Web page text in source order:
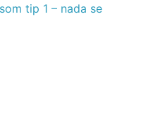
tip 1 – nada se